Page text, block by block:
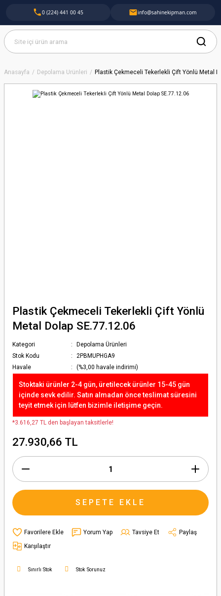
Anasayfa Depolama Ürünleri Plastik Çekmeceli Tekerlekli Çift Yönlü Metal
Plastik Çekmeceli Tekerlekli Çift Yönlü
Metal Dolap SE.77.12.06
Kategori
Depolama Ürünleri
Stok Kodu
2PBMUPHGA9
Havale
(%3,00 havale indirimi)
Stoktaki ürünler 2-4 gün, üretilecek ürünler 15-45 gün
içinde sevk edilir. Satın almadan önce teslimat süresini
teyit etmek için lütfen bizimle iletişime geçin.
*3.616,27 TL den başlayan taksitlerle!
27.930,66 TL
SEPETE EKLE
Yorum Yap Tavsiye Et
Paylaş
Karşılaştır
Sınırlı Stok Stok Sorunuz
0 (224) 441 00 45 info@sahinekipman.com